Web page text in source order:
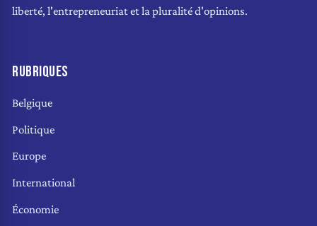
liberté, l'entrepreneuriat et la pluralité d'opinions.
RUBRIQUES
Belgique
Politique
Europe
International
Économie